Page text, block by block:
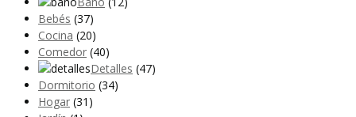
Bebés (37)
Cocina (20)
Comedor (40)
Detalles (47)
Dormitorio (34)
Hogar (31)